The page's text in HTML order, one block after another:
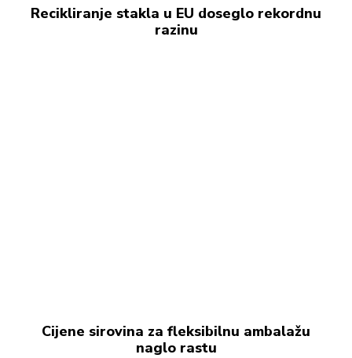
Recikliranje stakla u EU doseglo rekordnu
razinu
Cijene sirovina za fleksibilnu ambalažu
naglo rastu